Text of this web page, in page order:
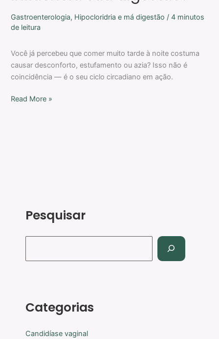
Gastroenterologia, Hipocloridria e má digestão /4 minutos
de leitura
Você já percebeu que comer muito tarde à noite costuma
causar desconforto, estufamento ou azia? Isso não é
coincidência — é o seu ciclo circadiano em ação.
Read More »
Pesquisar
Categorias
Candidíase vaginal